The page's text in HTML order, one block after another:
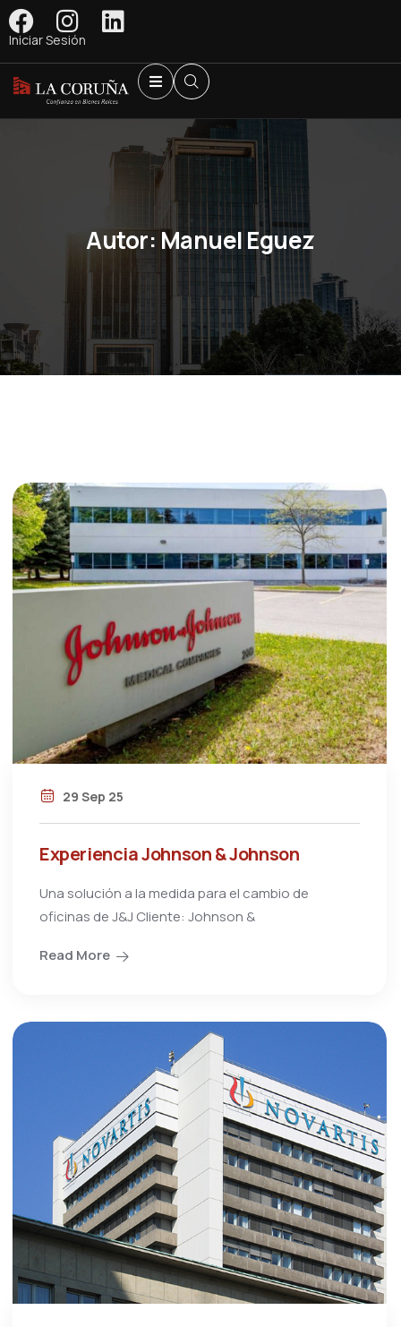
Iniciar Sesión
Autor: Manuel Eguez
29 Sep 25
Experiencia Johnson & Johnson
Una solución a la medida para el cambio de
oficinas de J&J Cliente: Johnson &
Read More